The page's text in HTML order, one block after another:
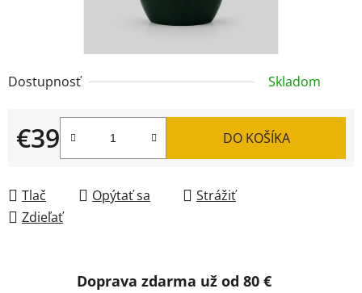
Dostupnosť Skladom
€39
Jednotková cena:
DO KOŠÍKA
Tlač Opýtať sa
Strážiť
Zdieľať
Doprava zdarma už od 80 €